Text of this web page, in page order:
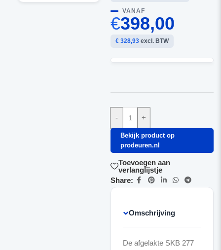
VANAF
€398,00
€ 328,93excl. BTW
- +
Bekijk product op
prodeuren.nl
Toevoegen aan
verlanglijstje
Share:
Omschrijving
De afgelakte SKB 277